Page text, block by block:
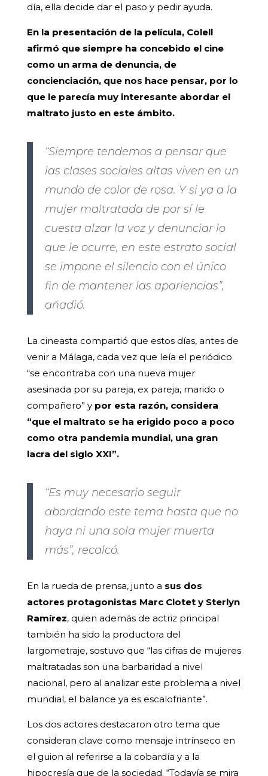
día, ella decide dar el paso y pedir ayuda.
En la presentación de la película, Colell
afirmó que siempre ha concebido el cine
como un arma de denuncia, de
concienciación, que nos hace pensar, por lo
que le parecía muy interesante abordar el
maltrato justo en este ámbito.
“Siempre tendemos a pensar que
las clases sociales altas viven en un
mundo de color de rosa. Y si ya a la
mujer maltratada de por sí le
cuesta alzar la voz y denunciar lo
que le ocurre, en este estrato social
se impone el silencio con el único
fin de mantener las apariencias”,
añadió.
La cineasta compartió que estos días, antes de
venir a Málaga, cada vez que leía el periódico
“se encontraba con una nueva mujer
asesinada por su pareja, ex pareja, marido o
compañero” y por esta razón, considera
“que el maltrato se ha erigido poco a poco
como otra pandemia mundial, una gran
lacra del siglo XXI”.
“Es muy necesario seguir
abordando este tema hasta que no
haya ni una sola mujer muerta
más”, recalcó.
En la rueda de prensa, junto a sus dos
actores protagonistas Marc Clotet y Sterlyn
Ramírez, quien además de actriz principal
también ha sido la productora del
largometraje, sostuvo que “las cifras de mujeres
maltratadas son una barbaridad a nivel
nacional, pero al analizar este problema a nivel
mundial, el balance ya es escalofriante”.
Los dos actores destacaron otro tema que
consideran clave como mensaje intrínseco en
el guion al referirse a la cobardía y a la
hipocresía que de la sociedad. “Todavía se mira